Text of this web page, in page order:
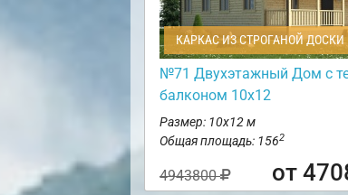
КАРКАС ИЗ СТРОГАНОЙ ДОСКИ
№71 Двухэтажный Дом с
балконом 10х12
Размер: 10х12 м
Общая площадь: 1562
4943800 от